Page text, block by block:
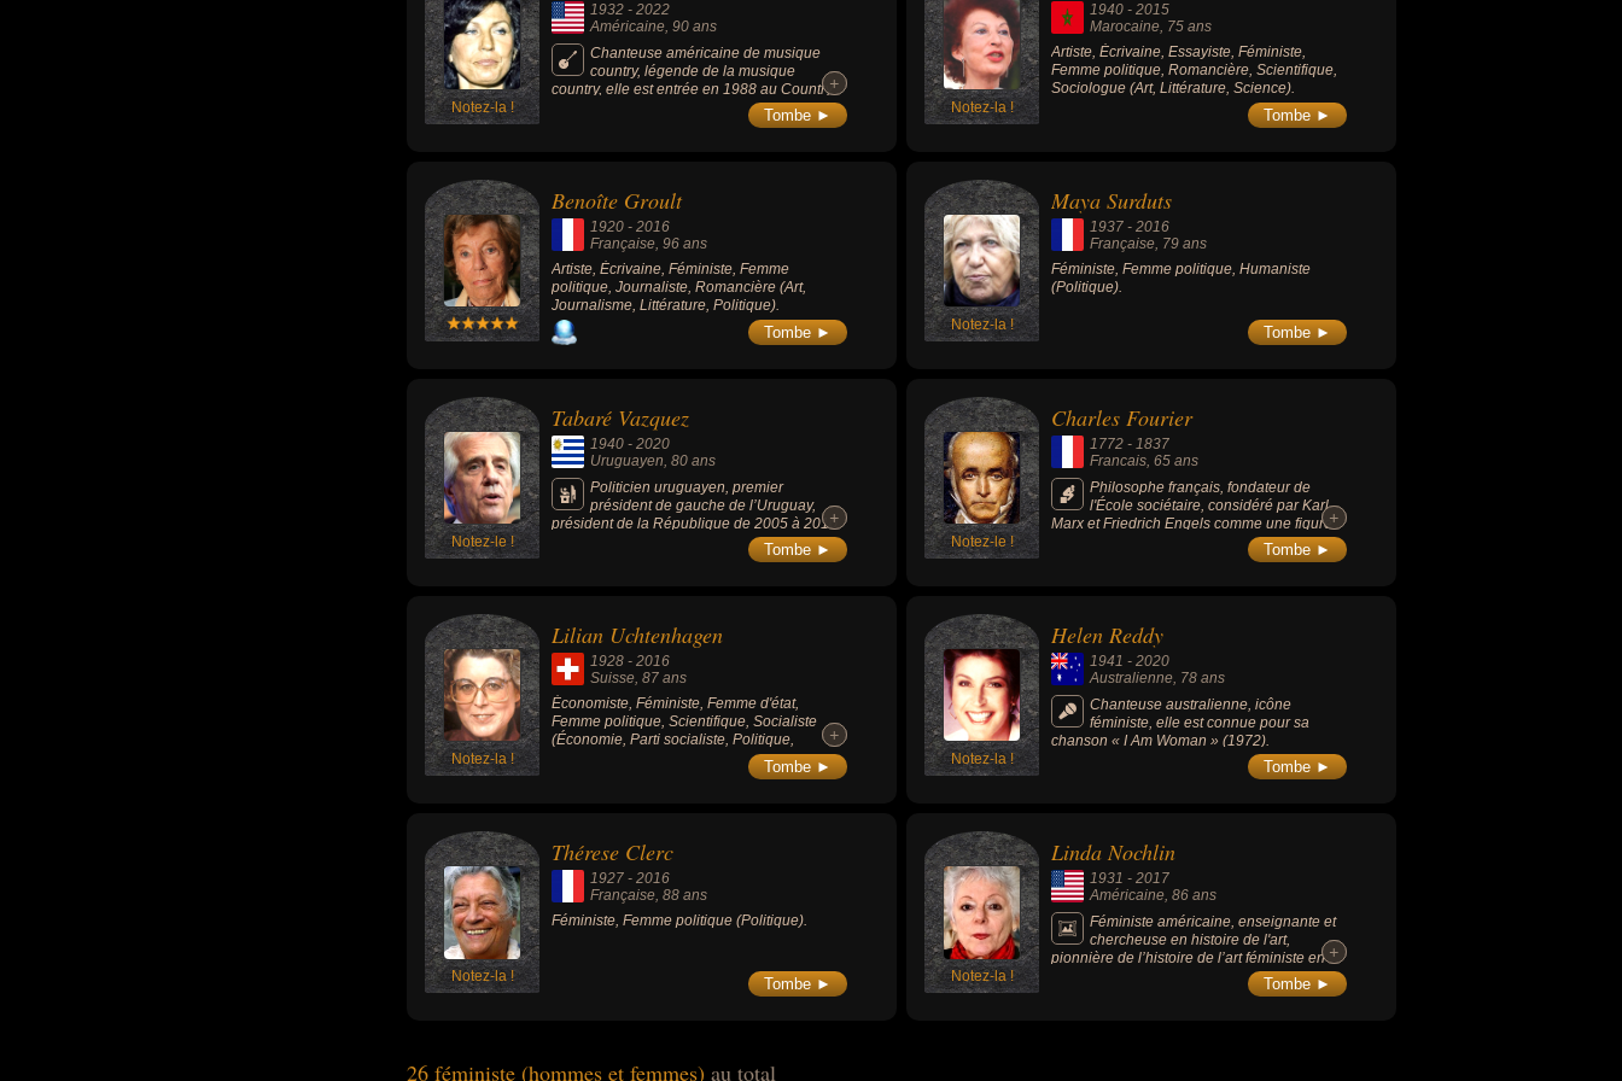
Notez-la !
1932 - 2022
Américaine , 90 ans
Chanteuse américaine de musique
country, légende de la musique
country, elle est entrée en 1988 au Country
Music Hall of Fame et a remporté
d'innombrables honneurs artistiques. Elle est
Mind) » (1967), « One's on the Way » (1972),
« Fist City » (1968) ou « Coal Miner's
Daughter » (1970).
+
+
Tombe ► Notez-la !
1940 -2015
Marocaine , 75 ans
Artiste, Écrivaine, Essayiste, Féministe,
Femme politique, Romancière, Scientifique,
Sociologue (Art, Littérature, Science).
Tombe ►
Benoîte Groult
1920 - 2016
Française , 96 ans
Artiste, Écrivaine, Féministe, Femme
politique, Journaliste, Romancière (Art,
Journalisme, Littérature, Politique).
Tombe ► Notez-la !
Maya Surduts
1937 -2016
Française , 79 ans
Féministe, Femme politique, Humaniste
(Politique).
Tombe ►
Notez-le !
Tabaré Vazquez
1940 - 2020
Uruguayen, 80 ans
Politicien uruguayen, premier
président de gauche de l’Uruguay,
président de la République de 2005 à 2010
+
+
Tombe ► Notez-le !
Charles Fourier
1772 -1837
Francais, 65 ans
Philosophe français, fondateur de
l'École sociétaire, considéré par Karl
Marx et Friedrich Engels comme une figure
du « socialisme critico-utopique », dont un
autre représentant fut Robert Owen.
+
+
Tombe ►
Notez-la !
Lilian Uchtenhagen
1928 - 2016
Suisse, 87 ans
Économiste, Féministe, Femme d'état,
Femme politique, Scientifique, Socialiste
(Économie, Parti socialiste, Politique,
Politique de gauche, Science).
+
+
Tombe ► Notez-la !
Helen Reddy
1941 -2020
Australienne, 78 ans
Chanteuse australienne, icône
féministe, elle est connue pour sa
chanson « I Am Woman » (1972).
Tombe ►
Notez-la !
Thérese Clerc
1927 - 2016
Française, 88 ans
Féministe, Femme politique (Politique).
Tombe ► Notez-la !
Linda Nochlin
1931 -2017
Américaine, 86 ans
Féministe américaine, enseignante et
chercheuse en histoire de l'art,
pionnière de l’histoire de l’art féministe en
proposant une relecture de l’histoire de l’art
depuis le XIXe siècle à travers le prisme
+
+
Tombe ►
26 féministe (hommes et femmes) au total